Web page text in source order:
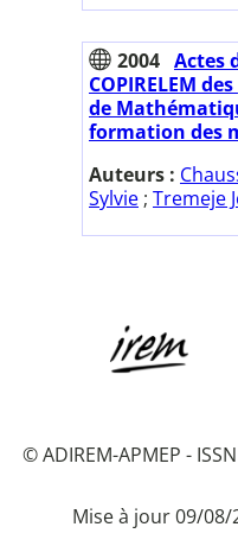
2004 Actes
COPIRELEM
de
formation des
Auteurs :
Sylvie ; Tremeje
© ADIREM-APMEP -
Mise à jour 09/08/